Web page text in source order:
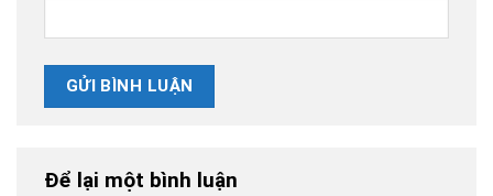
Để lại một bình luận